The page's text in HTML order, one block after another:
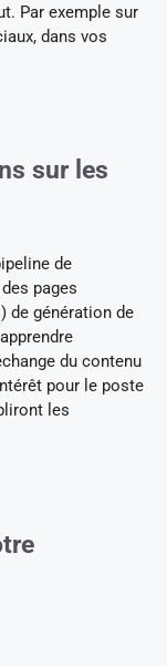
Par exemple sur
dans vos
sur les
de
pages
de génération de
du contenu
pour le poste
les